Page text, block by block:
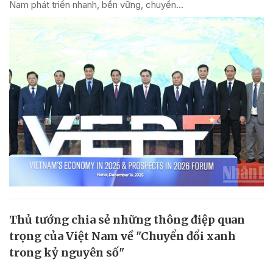
Nam phát triển nhanh, bền vững, chuyển...
Thủ tướng chia sẻ những thông điệp quan
trọng của Việt Nam về "Chuyển đổi xanh
trong kỷ nguyên số"